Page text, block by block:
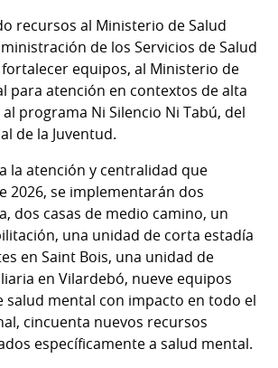
recursos al Ministerio de Salud
de los Servicios de Salud
equipos, al Ministerio de
para atención en contextos de alta
programa Ni Silencio Ni Tabú, del
de la Juventud.
la atención y centralidad que
2026, se implementarán dos
dos casas de medio camino, un
una unidad de corta estadía
en Saint Bois, una unidad de
en Vilardebó, nueve equipos
salud mental con impacto en todo el
cincuenta nuevos recursos
específicamente a salud mental.